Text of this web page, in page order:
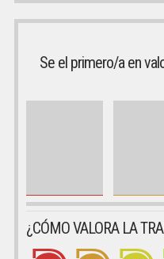
Se el primero/a en
¿CÓMO VALORA LA